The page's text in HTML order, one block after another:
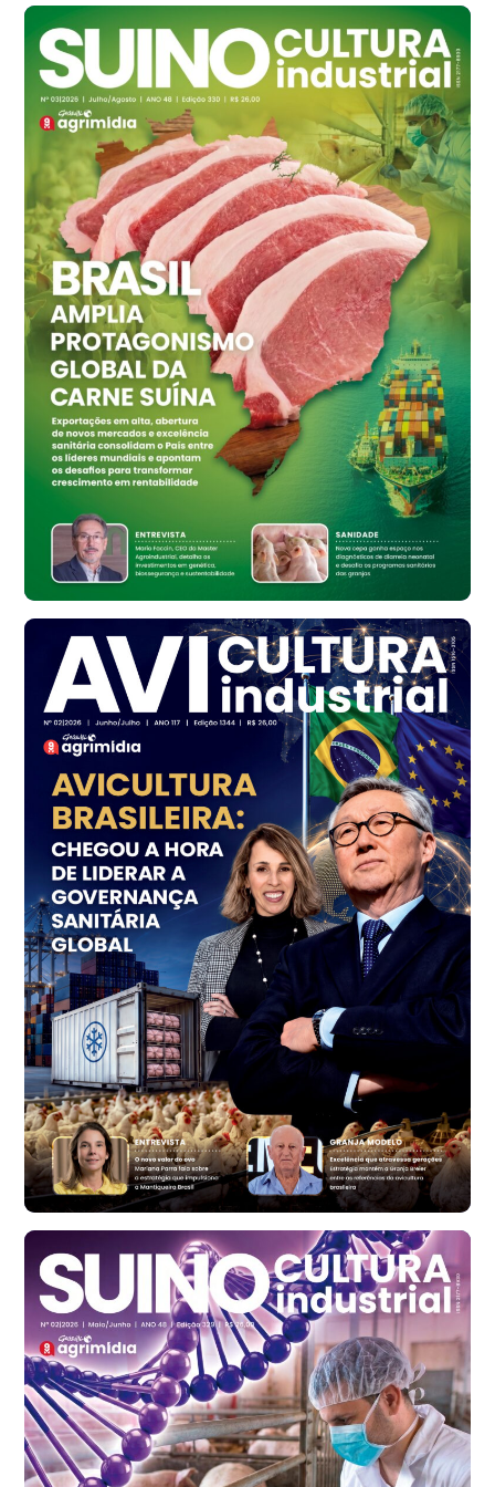
Ovo Branco - Regional
Branco
R$ 145,34
cx
Ovo Vermelho - Regional
Grande São Paulo (SP)
R$ 155,59
cx
Ovo Vermelho - Regional
Vermelho
R$ 159,31
cx
Ovo Branco - Regional
Bastos (SP)
R$ 134,42
cx
Ovo Vermelho - Regional
Bastos (SP)
R$ 148,56
Frango - Indicador
R$ 7,16
kg
Frango - Indicador
R$ 7,18
Trigo Atacado - Regional
PR
R$ 1.414,46
t
Trigo Atacado - Regional
RS
R$ 1.314,61
t
Ovo Vermelho - Regional
Vermelho
R$ 171,61
cx
Ovo Branco - Regional
Santa Maria do Jetibá (ES)
R$ 140,74
cx
Ovo Branco - Regional
Recife (PE)
R$ 147,74
cx
Ovo Vermelho - Regional
Recife (PE)